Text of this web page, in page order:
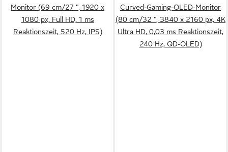
Monitor (69 cm/27 ", 1920 x
1080 px, Full HD, 1 ms
Reaktionszeit, 520 Hz, IPS)
Curved-Gaming-OLED-Monitor
(80 cm/32 ", 3840 x 2160 px, 4K
Ultra HD, 0,03 ms Reaktionszeit,
240 Hz, QD-OLED)